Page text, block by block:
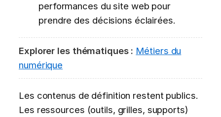
performances du site web pour
prendre des décisions éclairées.
Explorer les thématiques : Métiers du
numérique
Les contenus de définition restent publics.
Les ressources (outils, grilles, supports)